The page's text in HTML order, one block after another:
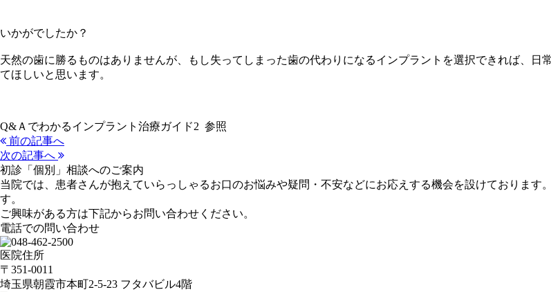
いかがでしたか？
天然の歯に勝るものはありませんが、もし失ってしまった歯の代わりになるインプラントを選択できれば、
てほしいと思います。
Q&Ａでわかるインプラント治療ガイド2 参照
前の記事へ
次の記事へ
初診「個別」相談へのご案内
当院では、患者さんが抱えていらっしゃるお口のお悩みや疑問・不安などにお応えする機会を設けておりま
す。
ご興味がある方は下記からお問い合わせください。
電話での問い合わせ
医院住所
〒351-0011
埼玉県朝霞市本町2-5-23 フタバビル4階